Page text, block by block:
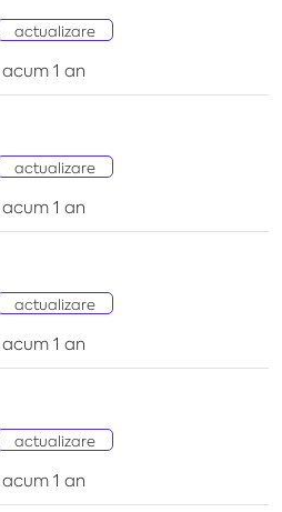
actualizare
acum 1 an
actualizare
acum 1 an
actualizare
acum 1 an
actualizare
acum 1 an